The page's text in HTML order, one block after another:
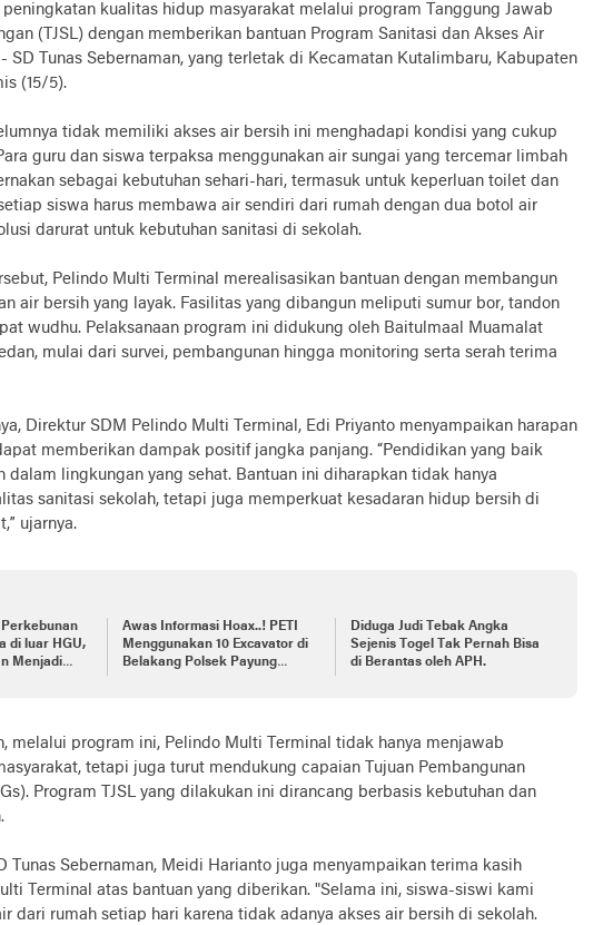
kualitas hidup masyarakat melalui program Tanggung Jawab
(TJSL) dengan memberikan bantuan Program Sanitasi dan Akses Air
SD Tunas Sebernaman, yang terletak di Kecamatan Kutalimbaru, Kabupaten
(15/5).
tidak memiliki akses air bersih ini menghadapi kondisi yang cukup
guru dan siswa terpaksa menggunakan air sungai yang tercemar limbah
sebagai kebutuhan sehari-hari, termasuk untuk keperluan toilet dan
siswa harus membawa air sendiri dari rumah dengan dua botol air
darurat untuk kebutuhan sanitasi di sekolah.
Pelindo Multi Terminal merealisasikan bantuan dengan membangun
air bersih yang layak. Fasilitas yang dibangun meliputi sumur bor, tandon
wudhu. Pelaksanaan program ini didukung oleh Baitulmaal Muamalat
mulai dari survei, pembangunan hingga monitoring serta serah terima
Direktur SDM Pelindo Multi Terminal, Edi Priyanto menyampaikan harapan
memberikan dampak positif jangka panjang. “Pendidikan yang baik
dalam lingkungan yang sehat. Bantuan ini diharapkan tidak hanya
sanitasi sekolah, tetapi juga memperkuat kesadaran hidup bersih di
ujarnya.
di luar HGU,
Menjadi
Awas Informasi Hoax..! PETI
Menggunakan 10 Excavator di
Belakang Polsek Payung
Diduga Judi Tebak Angka
Sejenis Togel Tak Pernah Bisa
di Berantas oleh APH.
melalui program ini, Pelindo Multi Terminal tidak hanya menjawab
tetapi juga turut mendukung capaian Tujuan Pembangunan
Program TJSL yang dilakukan ini dirancang berbasis kebutuhan dan
Tunas Sebernaman, Meidi Harianto juga menyampaikan terima kasih
Terminal atas bantuan yang diberikan. "Selama ini, siswa-siswi kami
dari rumah setiap hari karena tidak adanya akses air bersih di sekolah.